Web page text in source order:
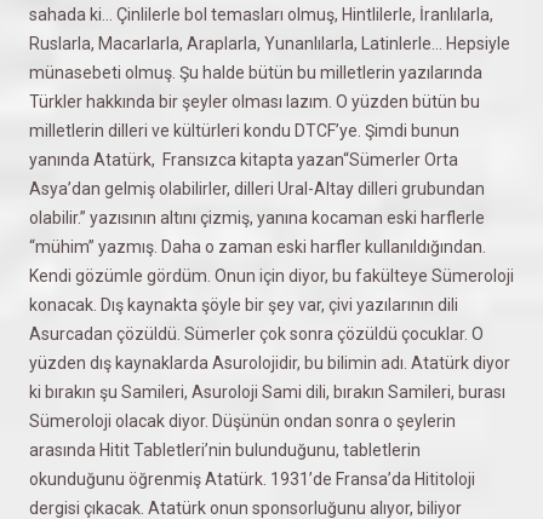
sahada ki… Çinlilerle bol temasları olmuş, Hintlilerle, İranlılarla,
Ruslarla, Macarlarla, Araplarla, Yunanlılarla, Latinlerle… Hepsiyle
münasebeti olmuş. Şu halde bütün bu milletlerin yazılarında
Türkler hakkında bir şeyler olması lazım. O yüzden bütün bu
milletlerin dilleri ve kültürleri kondu DTCF’ye. Şimdi bunun
yanında Atatürk, Fransızca kitapta yazan“Sümerler Orta
Asya’dan gelmiş olabilirler, dilleri Ural-Altay dilleri grubundan
olabilir.” yazısının altını çizmiş, yanına kocaman eski harflerle
“mühim” yazmış. Daha o zaman eski harfler kullanıldığından.
Kendi gözümle gördüm. Onun için diyor, bu fakülteye Sümeroloji
konacak. Dış kaynakta şöyle bir şey var, çivi yazılarının dili
Asurcadan çözüldü. Sümerler çok sonra çözüldü çocuklar. O
yüzden dış kaynaklarda Asurolojidir, bu bilimin adı. Atatürk diyor
ki bırakın şu Samileri, Asuroloji Sami dili, bırakın Samileri, burası
Sümeroloji olacak diyor. Düşünün ondan sonra o şeylerin
arasında Hitit Tabletleri’nin bulunduğunu, tabletlerin
okunduğunu öğrenmiş Atatürk. 1931’de Fransa’da Hititoloji
dergisi çıkacak. Atatürk onun sponsorluğunu alıyor, biliyor